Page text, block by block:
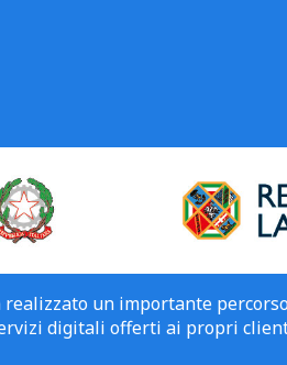
realizzato un importante
digitali offerti ai propri